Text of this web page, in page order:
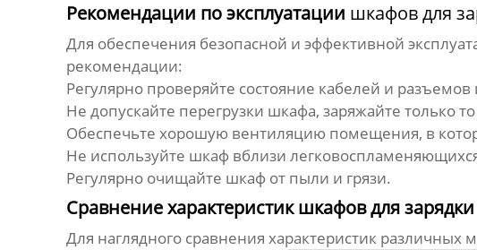
Рекомендации по эксплуатации шкафов для
Для обеспечения безопасной и эффективной
рекомендации:
Регулярно проверяйте состояние кабелей и
Не допускайте перегрузки шкафа, заряжайте только
Обеспечьте хорошую вентиляцию помещения, в
Не используйте шкаф вблизи
Регулярно очищайте шкаф от пыли и грязи.
Сравнение характеристик шкафов для
Для наглядного сравнения характеристик различных